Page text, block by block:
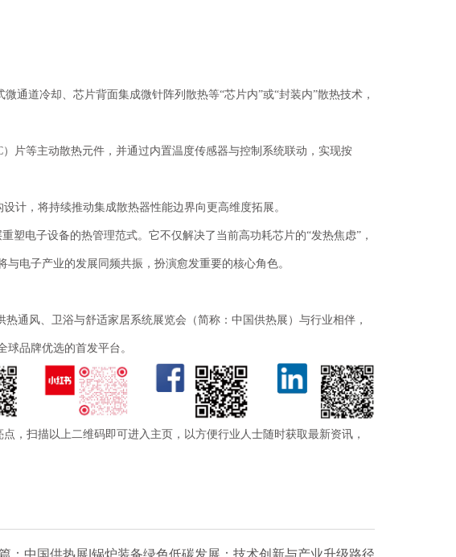
通道冷却、芯片背面集成微针阵列散热等“芯片内”或“封装内”散热技术，
）片等主动散热元件，并通过内置温度传感器与控制系统联动，实现按
计，将持续推动集成散热器性能边界向更高维度拓展。
塑电子设备的热管理范式。它不仅解决了当前高功耗芯片的“发热焦虑”，
电子产业的发展同频共振，扮演愈发重要的核心角色。
通风、卫浴与舒适家居系统展览会（简称：中国供热展）与行业相伴，
品牌优选的首发平台。
，扫描以上二维码即可进入主页，以方便行业人士随时获取最新资讯，
：中国供热展|锅炉装备绿色低碳发展：技术创新与产业升级路径